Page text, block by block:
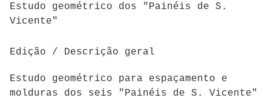
Estudo geométrico dos "Painéis de S.
Vicente"
Edição / Descrição geral
Estudo geométrico para espaçamento e
molduras dos seis "Painéis de S. Vicente"